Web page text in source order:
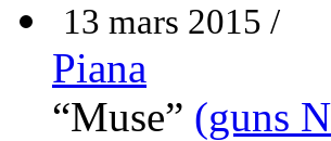
13 mars 2015 /
Piana
“Muse” (guns